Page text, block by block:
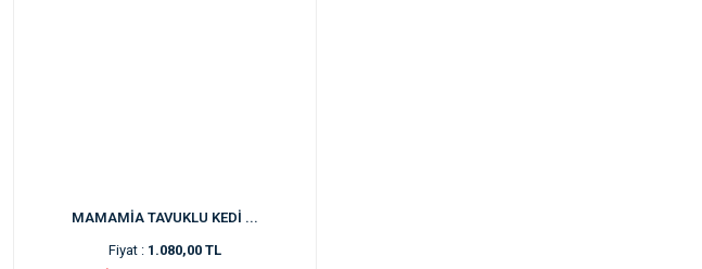
MAMAMİA TAVUKLU KEDİ ...
Fiyat : 1.080,00 TL